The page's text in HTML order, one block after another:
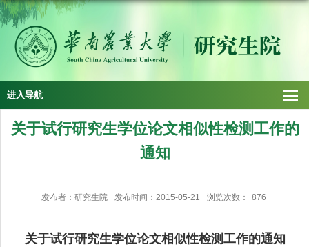
进入导航
关于试行研究生学位论文相似性检测工作的
通知
发布者：研究生院 发布时间：2015-05-21 浏览次数： 876
关于试行研究生学位论文相似性检测工作的通知